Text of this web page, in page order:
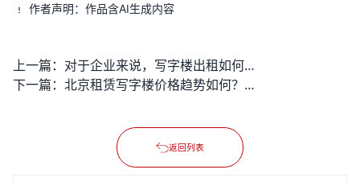
作者声明：作品含AI生成内容
上一篇：
对于企业来说，写字楼出租如何兼顾成本与位置？租赁后如何提升员工满意度？德必一站式服务，点击了解更多。
下一篇：
北京租赁写字楼价格趋势如何？企业如何优化选址以控制成本？
返回列表